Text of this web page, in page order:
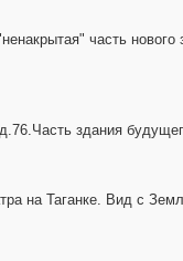
часть нового
здания
на Таганке. Вид с